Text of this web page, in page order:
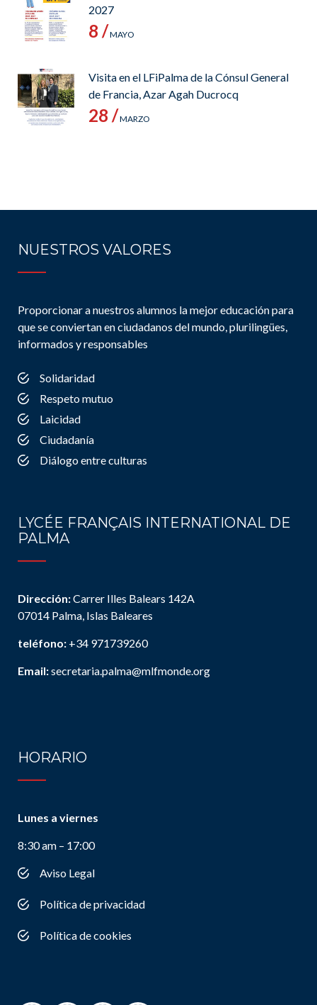
2027
8 /MAYO
Visita en el LFiPalma de la Cónsul General
de Francia, Azar Agah Ducrocq
28 /MARZO
NUESTROS VALORES
Proporcionar a nuestros alumnos la mejor educación para
que se conviertan en ciudadanos del mundo, plurilingües,
informados y responsables
Solidaridad
Respeto mutuo
Laicidad
Ciudadanía
Diálogo entre culturas
LYCÉE FRANÇAIS INTERNATIONAL DE
PALMA
Dirección:Carrer Illes Balears 142A
07014 Palma, Islas Baleares
teléfono: +34 971739260
Email:secretaria.palma@mlfmonde.org
HORARIO
Lunes a viernes
8:30 am – 17:00
Aviso Legal
Política de privacidad
Política de cookies